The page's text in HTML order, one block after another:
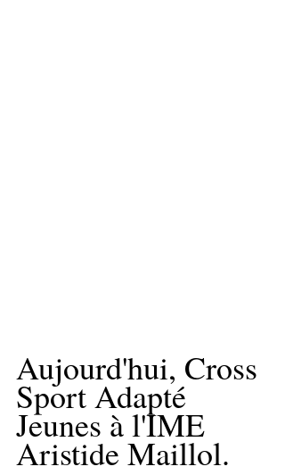
Aujourd'hui, Cross
Sport Adapté
Jeunes à l'IME
Aristide Maillol.